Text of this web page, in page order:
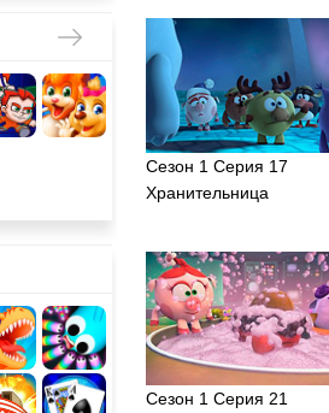
Сезон 1 Серия 17
Хранительница
Сезон 1 Серия 21